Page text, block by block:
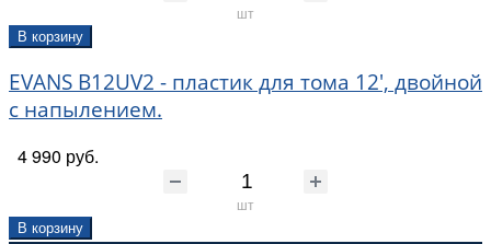
шт
В корзину
EVANS B12UV2 - пластик для тома 12', двойной
с напылением.
4 990 руб.
шт
В корзину